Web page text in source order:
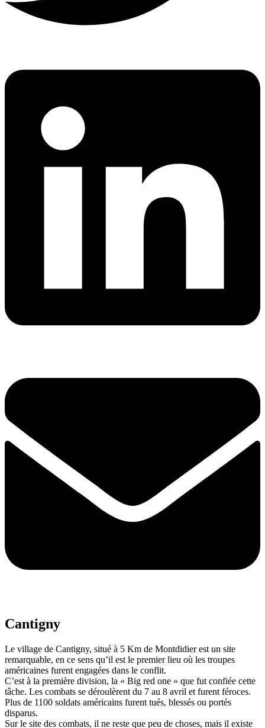
Cantigny
Le village de Cantigny, situé à 5 Km de Montdidier est un site
remarquable, en ce sens qu’il est le premier lieu où les troupes
américaines furent engagées dans le conflit.
C’est à la première division, la « Big red one » que fut confiée cette
tâche. Les combats se déroulèrent du 7 au 8 avril et furent féroces.
Plus de 1100 soldats américains furent tués, blessés ou portés
disparus.
Sur le site des combats, il ne reste que peu de choses, mais il existe